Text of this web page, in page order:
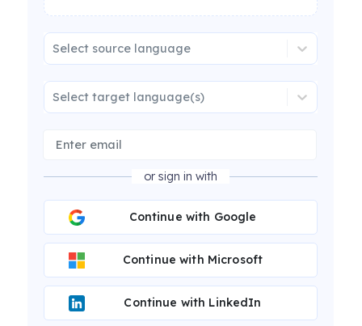
Select source language
Select target language(s)
or sign in with
Continue with Google
Continue with Microsoft
Continue with LinkedIn